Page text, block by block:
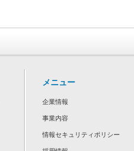
メニュー
企業情報
事業内容
情報セキュリティポリシー